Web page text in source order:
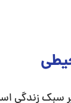
زندگی